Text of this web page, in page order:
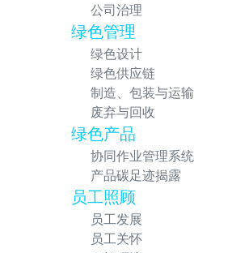
公司治理
绿色管理
绿色设计
绿色供应链
制造、包装与运输
废弃与回收
绿色产品
协同作业管理系统
产品碳足迹揭露
员工照顾
员工发展
员工关怀